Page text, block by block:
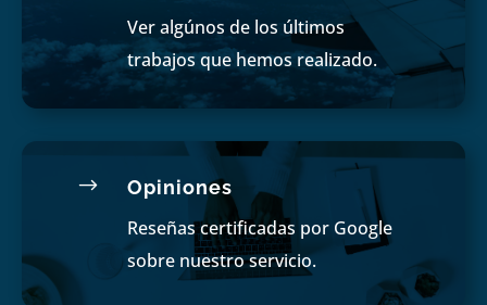
Ver algúnos de los últimos
trabajos que hemos realizado.
$ Opiniones
Reseñas certificadas por Google
sobre nuestro servicio.